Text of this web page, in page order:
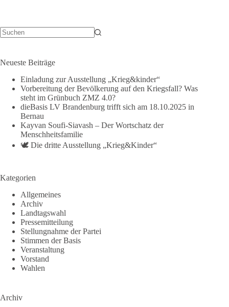
Neueste Beiträge
Einladung zur Ausstellung „Krieg&kinder“
Vorbereitung der Bevölkerung auf den Kriegsfall? Was
steht im Grünbuch ZMZ 4.0?
dieBasis LV Brandenburg trifft sich am 18.10.2025 in
Bernau
Kayvan Soufi-Siavash – Der Wortschatz der
Menschheitsfamilie
🕊️ Die dritte Ausstellung „Krieg&Kinder“
Kategorien
Allgemeines
Archiv
Landtagswahl
Pressemitteilung
Stellungnahme der Partei
Stimmen der Basis
Veranstaltung
Vorstand
Wahlen
Archiv